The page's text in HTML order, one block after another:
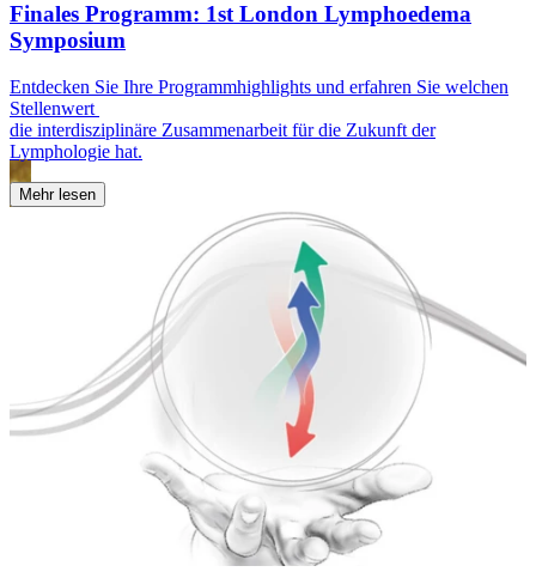
Finales Programm: 1st London Lymphoedema
Symposium
Entdecken Sie Ihre Programmhighlights und erfahren Sie welchen
Stellenwert
die interdisziplinäre Zusammenarbeit für die Zukunft der
Lymphologie hat.
Mehr lesen